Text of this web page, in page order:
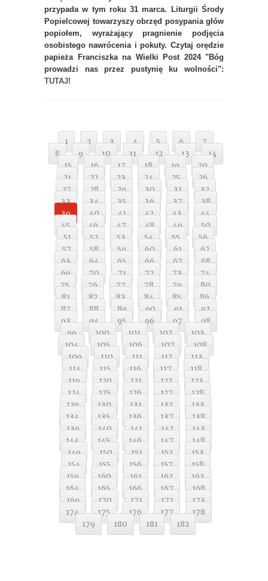
przypada w tym roku 31 marca. Liturgii Środy
Popielcowej towarzyszy obrzęd posypania głów
popiołem, wyrażający pragnienie podjęcia
osobistego nawrócenia i pokuty. Czytaj orędzie
papieża Franciszka na Wielki Post 2024 "Bóg
prowadzi nas przez pustynię ku wolności":
TUTAJ!
1 2 3 4 5 6
7
8
9 10 11 12 13
14
15
16 17 18 19
20
21
22 23 24 25
26
27
28 29 30 31
32
33
34 35 36 37
38
39
40 41 42 43
44
45
46 47 48 49
50
51
52 53 54 55
56
57
58 59 60 61
62
63
64 65 66 67
68
69
70 71 72 73
74
75
76 77 78 79
80
81
82 83 84 85
86
87
88 89 90 91
92
93
94 95 96 97
98
99
100 101 102
103
104
105 106 107
108
109
110 111 112
113
114
115 116 117
118
119
120 121 122
123
124
125 126 127
128
129
130 131 132
133
134
135 136 137
138
139
140 141 142
143
144
145 146 147
148
149
150 151 152
153
154
155 156 157
158
159
160 161 162
163
164
165 166 167
168
169
170 171 172
173
174
175 176 177
178
179
180 181 182